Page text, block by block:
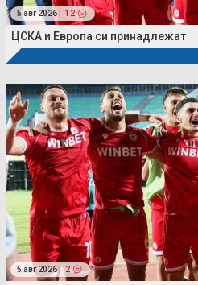
5 авг 2026 | 12
ЦСКА и Европа си принадлежат
5 авг 2026 | 2